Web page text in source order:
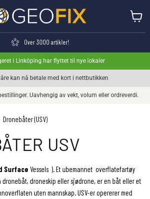
Over 3000 artikler!
i Linköping har flyttet til nye lokaler
kan nå betale med kort i nettbutikken
Uavhengig av vekt, volum eller ordreverdi.
Dronebåter (USV)
USV
Surface Vessels ). Etubemannet overflatefartøy
dronebåt, droneskip eller sjødrone, er en båt eller et
uten mannskap. USV-er opererer med